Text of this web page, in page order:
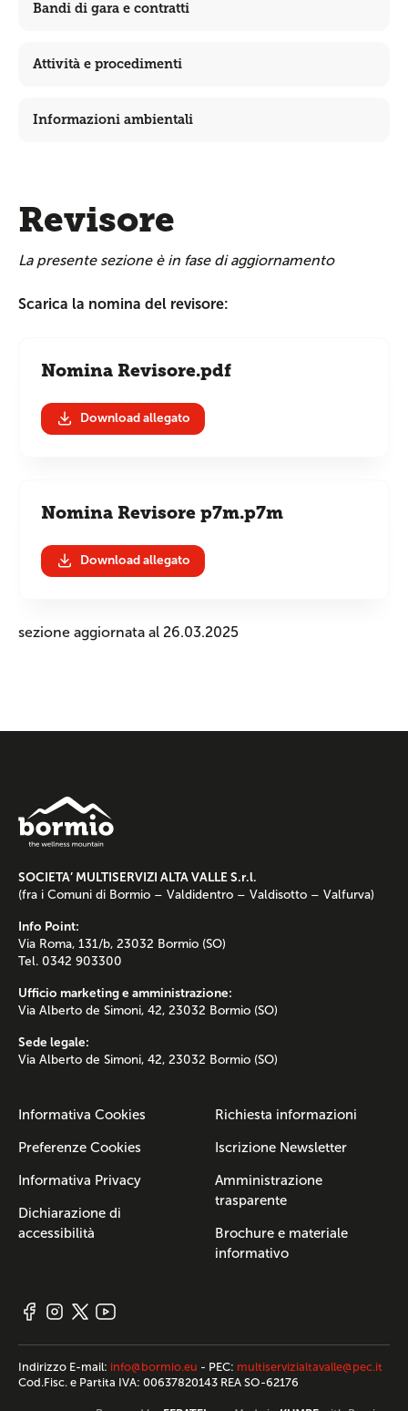
Bandi di gara e contratti
Attività e procedimenti
Informazioni ambientali
Revisore
La presente sezione è in fase di aggiornamento
Scarica la nomina del revisore:
Nomina Revisore.pdf
Download allegato
Nomina Revisore p7m.p7m
Download allegato
sezione aggiornata al 26.03.2025
SOCIETA’ MULTISERVIZI ALTA VALLE S.r.l.
(fra i Comuni di Bormio – Valdidentro – Valdisotto – Valfurva)
Info Point:
Via Roma, 131/b, 23032 Bormio (SO)
Tel. 0342 903300
Ufficio marketing e amministrazione:
Via Alberto de Simoni, 42, 23032 Bormio (SO)
Sede legale:
Via Alberto de Simoni, 42, 23032 Bormio (SO)
Informativa Cookies
Preferenze Cookies
Informativa Privacy
Dichiarazione di
accessibilità
Richiesta informazioni
Iscrizione Newsletter
Amministrazione
trasparente
Brochure e materiale
informativo
Indirizzo E-mail: info@bormio.eu - PEC: multiservizialtavalle@pec.it
Cod.Fisc. e Partita IVA: 00637820143 REA SO-62176